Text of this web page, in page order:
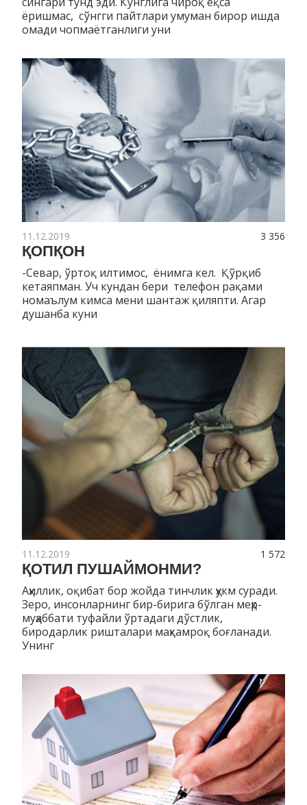
ёришмас, сўнгги пайтлари умуман бирор ишда
омади чопмаётганлиги уни
3 356
11.12.2019
ҚОПҚОН
-Севар, ўртоқ илтимос, ёнимга кел. Қўрқиб
кетаяпман. Уч кундан бери телефон рақами
номаълум кимса мени шантаж қиляпти. Агар
душанба куни
1 572
11.12.2019
ҚОТИЛ ПУШАЙМОНМИ?
Аҳиллик, оқибат бор жойда тинчлик ҳукм суради.
Зеро, инсонларнинг бир-бирига бўлган меҳр-
муҳаббати туфайли ўртадаги дўстлик,
биродарлик ришталари маҳкамроқ боғланади.
Унинг